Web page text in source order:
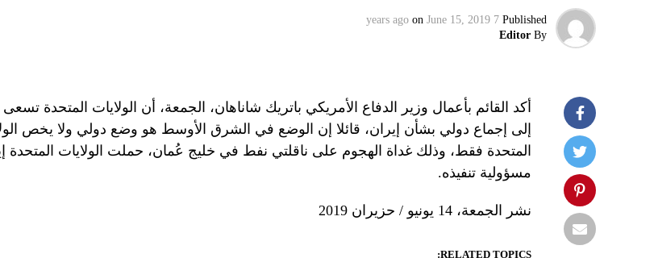
Published
7 years ago
on June 15, 2019
By
Editor
أكد القائم بأعمال وزير الدفاع الأمريكي باتريك شاناهان، الجمعة، أن الولايات المتحدة
إلى إجماع دولي بشأن إيران، قائلا إن الوضع في الشرق الأوسط هو وضع دولي ولا يخص
المتحدة فقط، وذلك غداة الهجوم على ناقلتي نفط في خليج عُمان، حملت الولايات المتحدة
مسؤولية تنفيذه.
نشر الجمعة، 14 يونيو / حزيران 2019
RELATED TOPICS: